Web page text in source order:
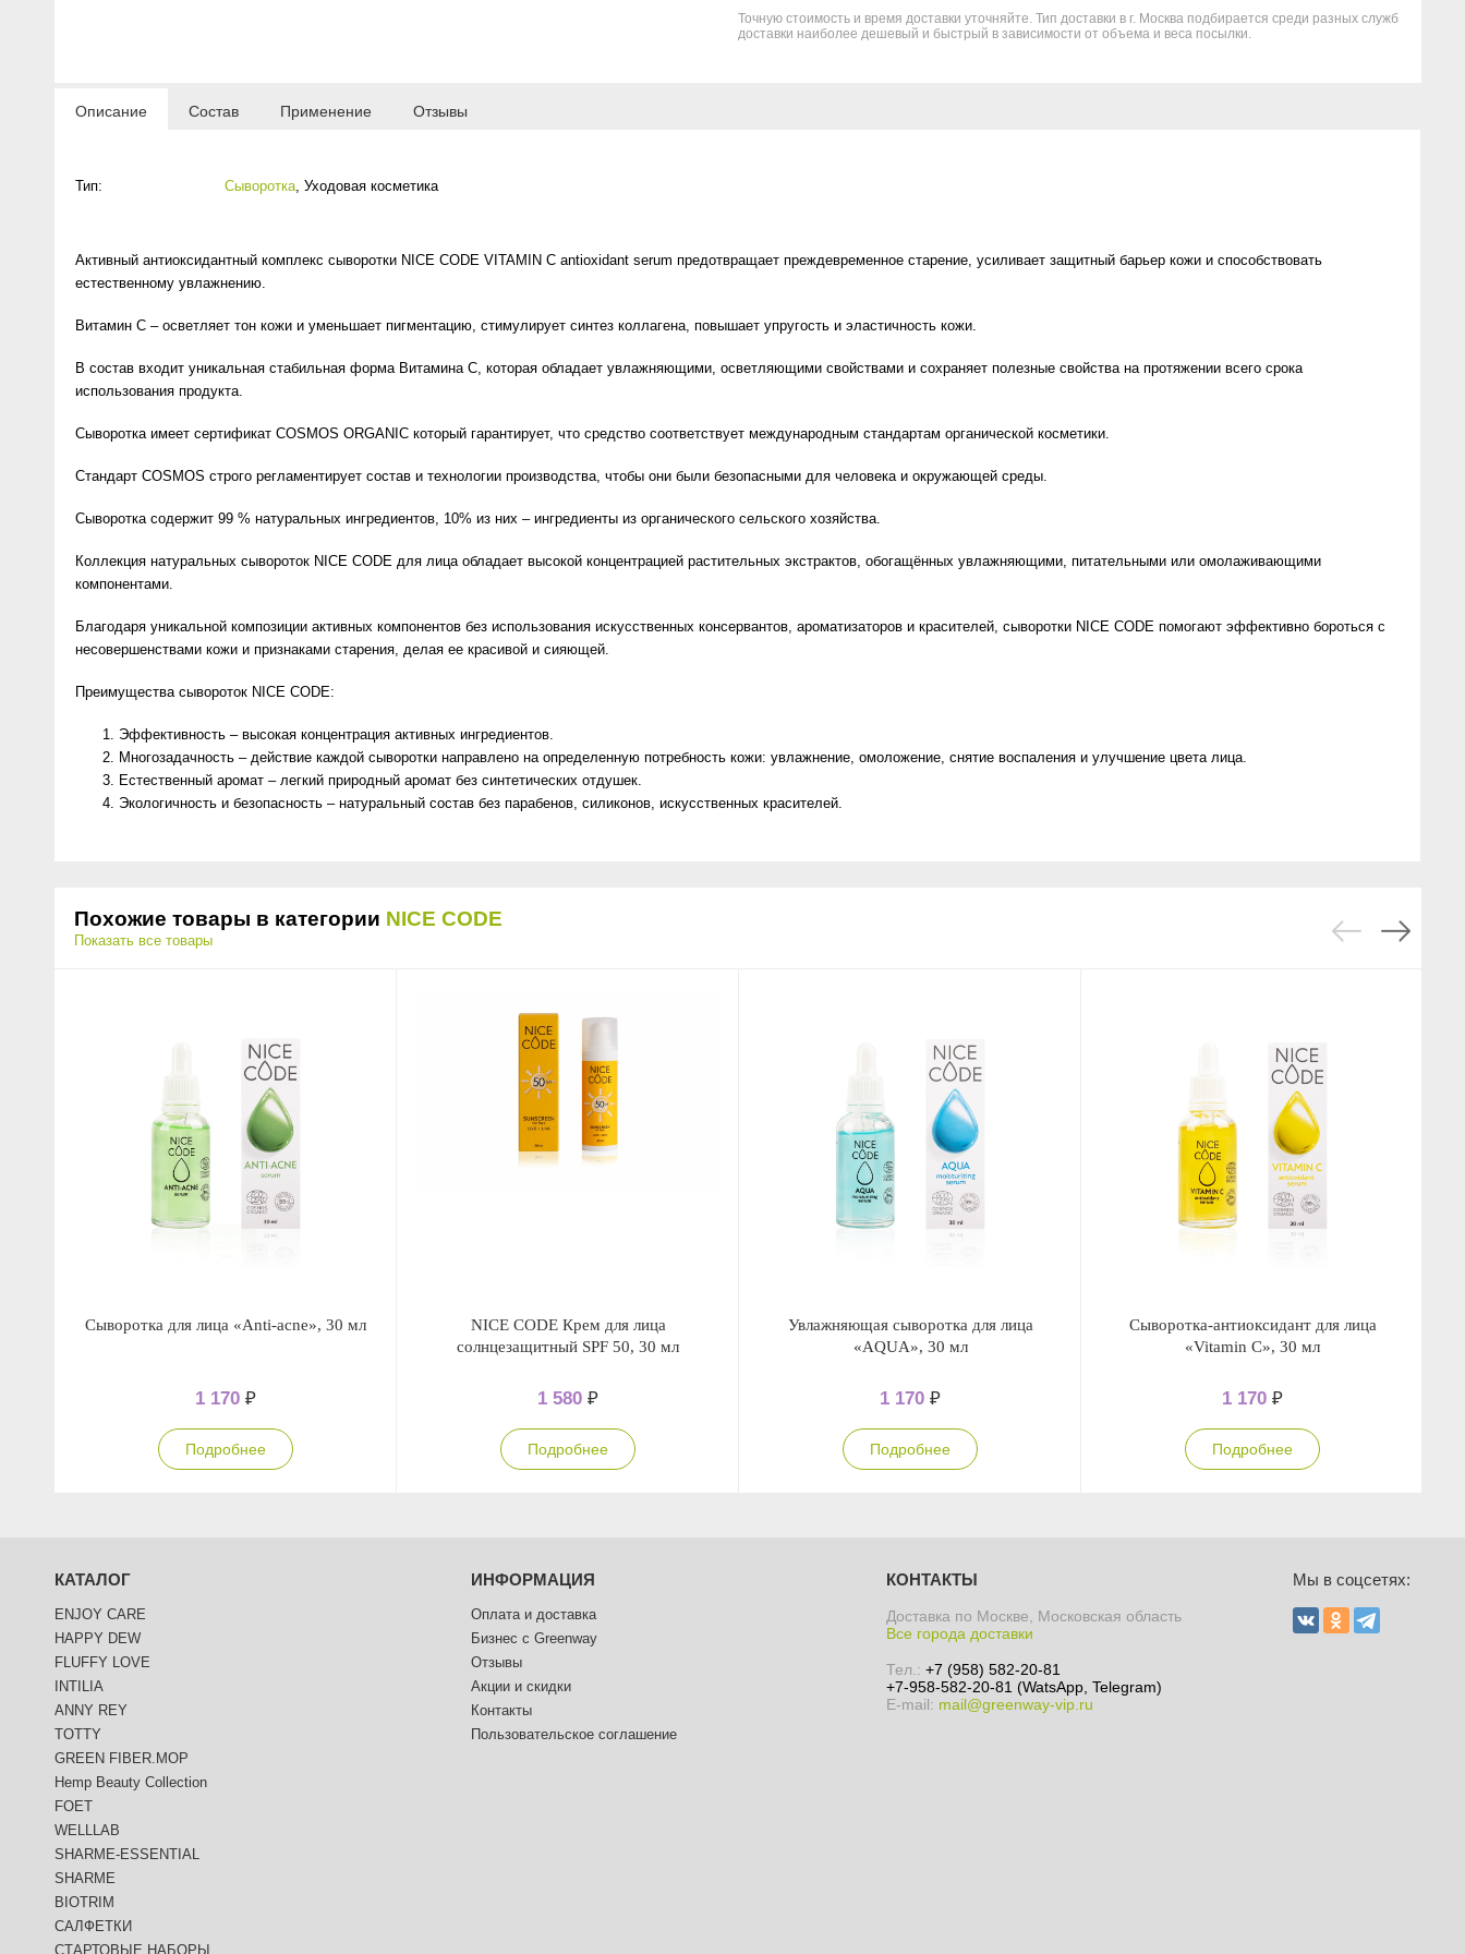
Enjoy Care
Точную стоимость и время доставки уточняйте. Тип доставки в г. Москва подбирается среди разных служб
доставки наиболее дешевый и быстрый в зависимости от объема и веса посылки.
Описание Состав Применение Отзывы
Тип: Сыворотка, Уходовая косметика
Активный антиоксидантный комплекс сыворотки NICE CODE VITAMIN C antioxidant serum предотвращает преждевременное старение, усиливает защитный барьер кожи и способствовать
естественному увлажнению.
Витамин C – осветляет тон кожи и уменьшает пигментацию, стимулирует синтез коллагена, повышает упругость и эластичность кожи.
В состав входит уникальная стабильная форма Витамина С, которая обладает увлажняющими, осветляющими свойствами и сохраняет полезные свойства на протяжении всего срока
использования продукта.
Сыворотка имеет сертификат COSMOS ORGANIC который гарантирует, что средство соответствует международным стандартам органической косметики.
Стандарт COSMOS строго регламентирует состав и технологии производства, чтобы они были безопасными для человека и окружающей среды.
Сыворотка содержит 99 % натуральных ингредиентов, 10% из них – ингредиенты из органического сельского хозяйства.
Коллекция натуральных сывороток NICE CODE для лица обладает высокой концентрацией растительных экстрактов, обогащённых увлажняющими, питательными или омолаживающими
компонентами.
Благодаря уникальной композиции активных компонентов без использования искусственных консервантов, ароматизаторов и красителей, сыворотки NICE CODE помогают эффективно бороться с
несовершенствами кожи и признаками старения, делая ее красивой и сияющей.
Преимущества сывороток NICE CODE:
Эффективность – высокая концентрация активных ингредиентов.
Многозадачность – действие каждой сыворотки направлено на определенную потребность кожи: увлажнение, омоложение, снятие воспаления и улучшение цвета лица.
Естественный аромат – легкий природный аромат без синтетических отдушек.
Экологичность и безопасность – натуральный состав без парабенов, силиконов, искусственных красителей.
Похожие товары в категории NICE CODE
Показать все товары
Сыворотка для лица «Anti-acne», 30 мл
1 170 ₽
Подробнее
NICE CODE Крем для лица
солнцезащитный SPF 50, 30 мл
1 580 ₽
Подробнее
Увлажняющая сыворотка для лица
«AQUA», 30 мл
1 170 ₽
Подробнее
Сыворотка-антиоксидант для лица
«Vitamin C», 30 мл
1 170 ₽
Подробнее
КАТАЛОГ
ENJOY CARE
HAPPY DEW
FLUFFY LOVE
INTILIA
ANNY REY
TOTTY
GREEN FIBER.MOP
Hemp Beauty Collection
FOET
WELLLAB
SHARME-ESSENTIAL
SHARME
BIOTRIM
САЛФЕТКИ
СТАРТОВЫЕ НАБОРЫ
ИНФОРМАЦИЯ
Оплата и доставка
Бизнес с Greenway
Отзывы
Акции и скидки
Контакты
Пользовательское соглашение
КОНТАКТЫ
Доставка по Москве, Московская область
Все города доставки
Тел.:+7 (958) 582-20-81
+7-958-582-20-81 (WatsApp, Telegram)
E-mail: mail@greenway-vip.ru
Мы в соцсетях: